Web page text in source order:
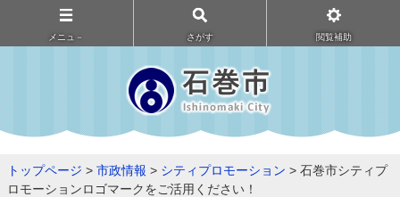
メニュ－ さがす 閲覧補助
トップページ > 市政情報 > シティプロモーション > 石巻市シティプ
ロモーションロゴマークをご活用ください！